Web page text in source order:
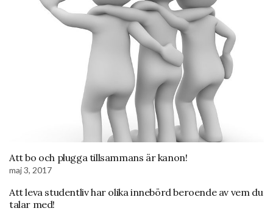
Att bo och plugga tillsammans är kanon!
maj 3, 2017
Att leva studentliv har olika innebörd beroende av vem du
talar med!